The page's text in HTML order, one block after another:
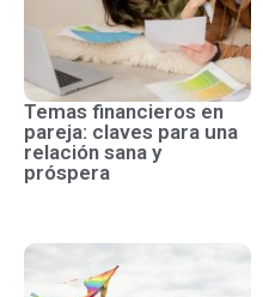
Temas financieros en
pareja: claves para una
relación sana y
próspera